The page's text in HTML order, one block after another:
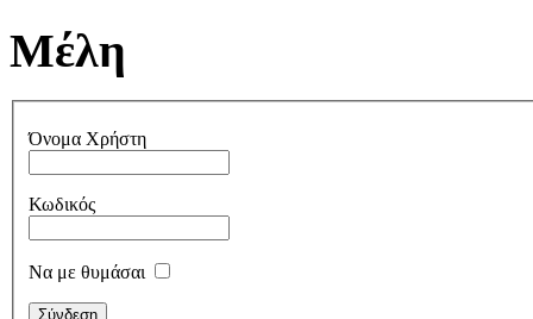
Μέλη
Όνομα Χρήστη
Κωδικός
Να με θυμάσαι